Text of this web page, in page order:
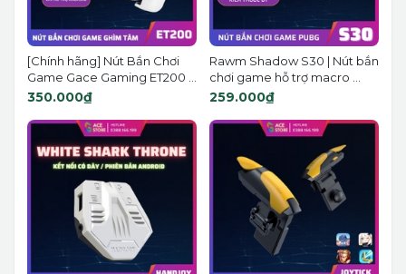
[Chính hãng] Nút Bắn Chơi
Game Gace Gaming ET200 ...
350.000₫
Rawm Shadow S30 | Nút bắn
chơi game hỗ trợ macro ...
259.000₫